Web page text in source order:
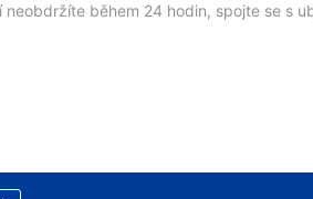
během 24 hodin, spojte se s